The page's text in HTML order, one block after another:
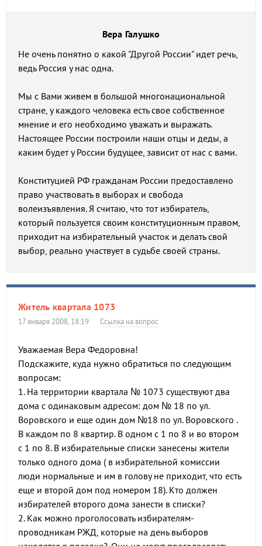
Вера Галушко
Не очень понятно о какой "Другой России" идет речь,
ведь Россия у нас одна.
Мы с Вами живем в большой многонациональной
стране, у каждого человека есть свое собственное
мнение и его необходимо уважать и выражать.
Настоящее России построили наши отцы и деды, а
каким будет у России будущее, зависит от нас с вами.
Конституцией РФ гражданам России предоставлено
право участвовать в выборах и свобода
волеизъявления. Я считаю, что тот избиратель,
который пользуется своим конституционным правом,
приходит на избирательный участок и делать свой
выбор, реально участвует в судьбе своей страны.
Житель квартала 1073
17 января 2008, 18:19 Ссылка на вопрос
Уважаемая Вера Федоровна!
Подскажите, куда нужно обратиться по следующим
вопросам:
1. На территории квартала № 1073 существуют два
дома с одинаковым адресом: дом № 18 по ул.
Воровского и еще один дом №18 по ул. Воровского .
В каждом по 8 квартир. В одном с 1 по 8 и во втором
с 1 по 8. В избирательные списки занесены жители
только одного дома ( в избирательной комиссии
люди нормальные и им в голову не приходит, что есть
еще и второй дом под номером 18). Кто должен
избирателей второго дома занести в списки?
2. Как можно проголосовать избирателям-
проводникам РЖД, которые на день выборов